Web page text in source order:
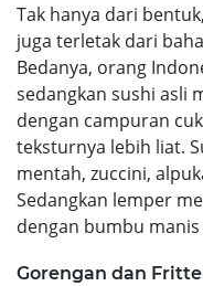
Tak hanya dari
juga terletak dari
Bedanya, orang
sedangkan sushi asli
dengan campuran
teksturnya lebih liat.
mentah, zuccini,
Sedangkan lemper
dengan bumbu
Gorengan dan